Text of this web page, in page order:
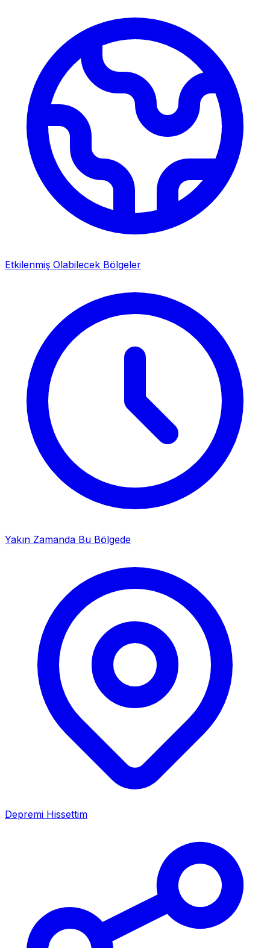
Etkilenmiş Olabilecek Bölgeler
Yakın Zamanda Bu Bölgede
Depremi Hissettim